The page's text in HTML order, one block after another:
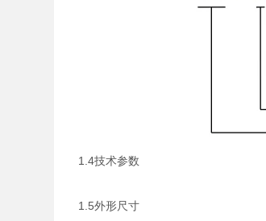
1.4技术参数
1.5外形尺寸